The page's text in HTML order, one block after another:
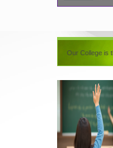
Our College is